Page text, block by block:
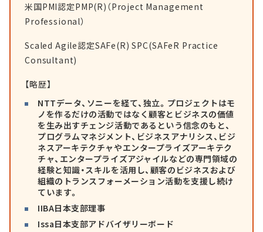
米国PMI認定PMP(R)（Project Management
Professional）
Scaled Agile認定SAFe(R) SPC(SAFeR Practice
Consultant)
【略歴】
NTTデータ、ソニーを経て、独立。プロジェクトはモ
ノを作るだけの活動ではなく顧客とビジネスの価値
を生み出すチェンジ活動であるという信念のもと、
プログラムマネジメント、ビジネスアナリシス、ビジ
ネスアーキテクチャやエンタープライズアーキテク
チャ、エンタープライズアジャイルなどの専門領域の
経験と知識・スキルを活用し、顧客のビジネスおよび
組織のトランスフォーメーション活動を支援し続け
ています。
IIBA日本支部理事
Issa日本支部アドバイザリーボード